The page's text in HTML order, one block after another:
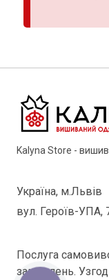
Kalyna Store -
Україна, м.Львів
вул. Героїв-УПА,
Послуга
замовлень.